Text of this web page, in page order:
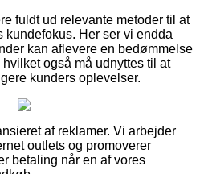
fuldt ud relevante metoder til at
Her ser vi endda
kan aflevere en bedømmelse
også må udnyttes til at
kunders oplevelser.
af reklamer. Vi arbejder
outlets og promoverer
betaling når en af vores